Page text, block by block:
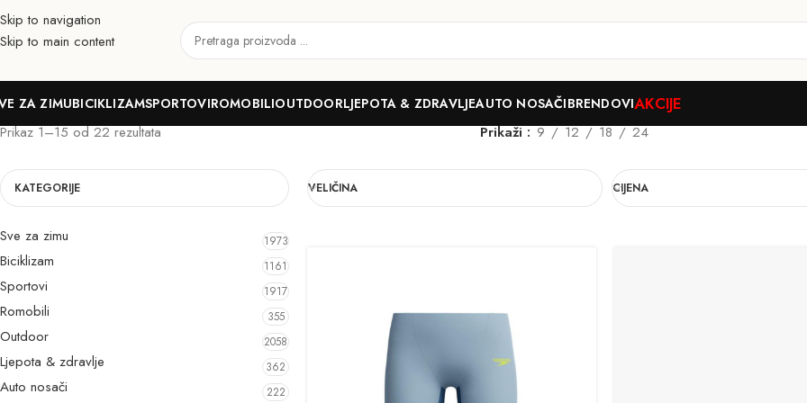
Skip to navigation
Skip to main content
ZA ZIMUBICIKLIZAMSPORTOVIROMOBILIOUTDOORLJEPOTA & ZDRAVLJEAUTO NOSAČIBRENDOVIAKCIJE
15-16
Prikaz 1–15 od 22 rezultata Prikaži 9 12 18 24
KATEGORIJE
Sve za zimu 1973
Biciklizam 1161
Sportovi 1917
Romobili 355
Outdoor 2058
Ljepota & zdravlje 362
Auto nosači 222
VELIČINA CIJENA